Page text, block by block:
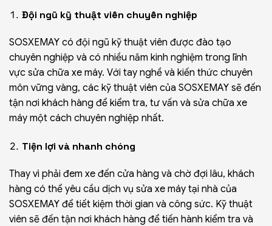
Đội ngũ kỹ thuật viên chuyên nghiệp
SOSXEMAY có đội ngũ kỹ thuật viên được đào tạo
chuyên nghiệp và có nhiều năm kinh nghiệm trong lĩnh
vực sửa chữa xe máy. Với tay nghề và kiến thức chuyên
môn vững vàng, các kỹ thuật viên của SOSXEMAY sẽ đến
tận nơi khách hàng để kiểm tra, tư vấn và sửa chữa xe
máy một cách chuyên nghiệp nhất.
Tiện lợi và nhanh chóng
Thay vì phải đem xe đến cửa hàng và chờ đợi lâu, khách
hàng có thể yêu cầu dịch vụ sửa xe máy tại nhà của
SOSXEMAY để tiết kiệm thời gian và công sức. Kỹ thuật
viên sẽ đến tận nơi khách hàng để tiến hành kiểm tra và